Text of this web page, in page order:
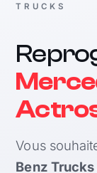
TRUCKS
Vous
Benz